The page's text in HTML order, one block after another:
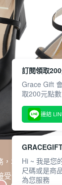
，本網站會在您
Cookie時應如
訂閱領取
Grace Gift
取200元點數
連結
Hi ~ 我是您
尺碼或是商
為您服務